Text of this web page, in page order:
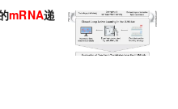
mRNA递送材料